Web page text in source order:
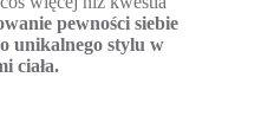
pewności siebie
unikalnego stylu w
ciała.